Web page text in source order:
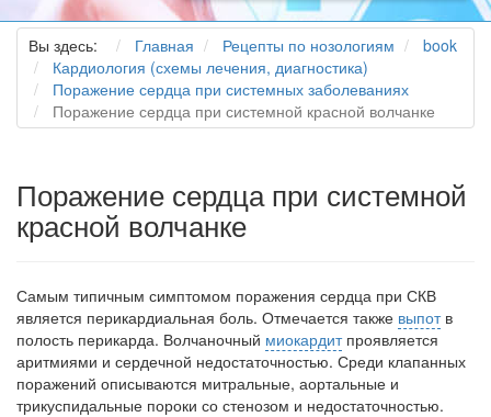
Вы здесь: Главная Рецепты по нозологиям
book
Кардиология (схемы лечения, диагностика)
Поражение сердца при системных заболеваниях
Поражение сердца при системной красной волчанке
Поражение сердца при системной
красной волчанке
Самым типичным симптомом поражения сердца при СКВ
явля­ется перикардиальная боль. Отмечается также выпотв
полость перикар­да. Волчаночный миокардитпроявляется
аритмиями и сердечной недо­статочностью. Среди клапанных
поражений описываются митральные, аортальные и
трикуспидальные пороки со стенозом и недостаточностью.